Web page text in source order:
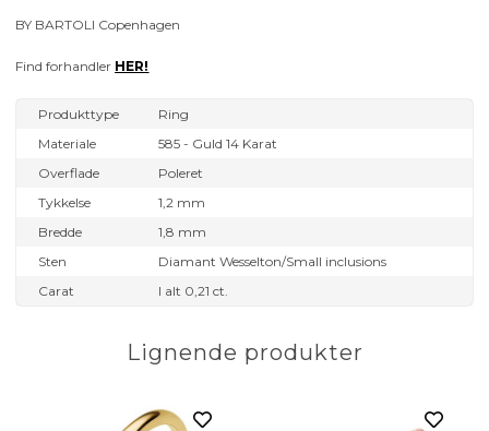
BY BARTOLI Copenhagen
Find forhandler HER!
Produkttype
Ring
Materiale
585 - Guld 14 Karat
Overflade
Poleret
Tykkelse
1,2 mm
Bredde
1,8 mm
Sten
Diamant Wesselton/Small inclusions
Carat
I alt 0,21 ct.
Lignende produkter